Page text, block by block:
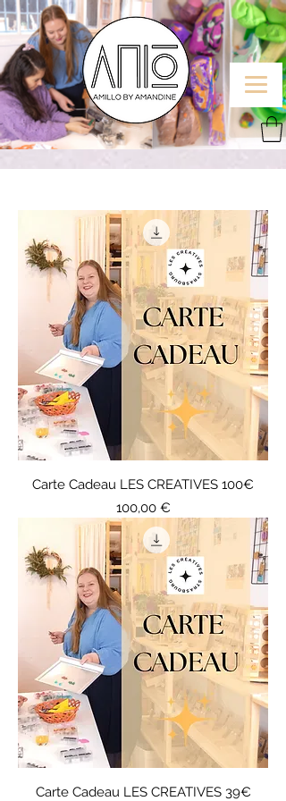
Carte Cadeau LES CREATIVES 100€
Prix
100,00 €
Carte Cadeau LES CREATIVES 39€